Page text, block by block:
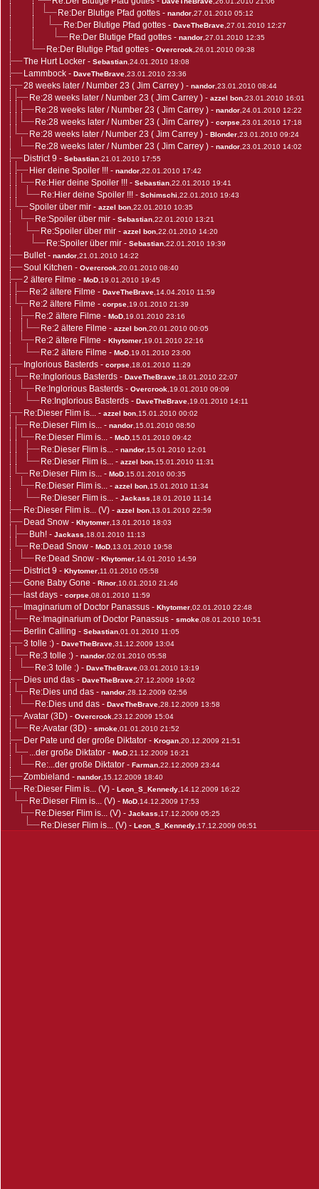
Re:Der Blutige Pfad gottes - nandor ,27.01.2010 05:12
Re:Der Blutige Pfad gottes - DaveTheBrave ,27.01.2010 12:27
Re:Der Blutige Pfad gottes - nandor ,27.01.2010 12:35
Re:Der Blutige Pfad gottes - Overcrook ,26.01.2010 09:38
The Hurt Locker - Sebastian ,24.01.2010 18:08
Lammbock - DaveTheBrave ,23.01.2010 23:36
28 weeks later / Number 23 ( Jim Carrey ) - nandor ,23.01.2010 08:44
Re:28 weeks later / Number 23 ( Jim Carrey ) - azzel bon ,23.01.2010 16:01
Re:28 weeks later / Number 23 ( Jim Carrey ) - nandor ,24.01.2010 12:22
Re:28 weeks later / Number 23 ( Jim Carrey ) - corpse ,23.01.2010 17:18
Re:28 weeks later / Number 23 ( Jim Carrey ) - Blonder ,23.01.2010 09:24
Re:28 weeks later / Number 23 ( Jim Carrey ) - nandor ,23.01.2010 14:02
District 9 - Sebastian ,21.01.2010 17:55
Hier deine Spoiler !!! - nandor ,22.01.2010 17:42
Re:Hier deine Spoiler !!! - Sebastian ,22.01.2010 19:41
Re:Hier deine Spoiler !!! - Schimschi ,22.01.2010 19:43
Spoiler über mir - azzel bon ,22.01.2010 10:35
Re:Spoiler über mir - Sebastian ,22.01.2010 13:21
Re:Spoiler über mir - azzel bon ,22.01.2010 14:20
Re:Spoiler über mir - Sebastian ,22.01.2010 19:39
Bullet- nandor ,21.01.2010 14:22
Soul Kitchen - Overcrook ,20.01.2010 08:40
2 ältere Filme - MoD ,19.01.2010 19:45
Re:2 ältere Filme - DaveTheBrave ,14.04.2010 11:59
Re:2 ältere Filme - corpse ,19.01.2010 21:39
Re:2 ältere Filme - MoD ,19.01.2010 23:16
Re:2 ältere Filme - azzel bon ,20.01.2010 00:05
Re:2 ältere Filme - Khytomer ,19.01.2010 22:16
Re:2 ältere Filme - MoD ,19.01.2010 23:00
Inglorious Basterds - corpse ,18.01.2010 11:29
Re:Inglorious Basterds - DaveTheBrave ,18.01.2010 22:07
Re:Inglorious Basterds - Overcrook ,19.01.2010 09:09
Re:Inglorious Basterds - DaveTheBrave ,19.01.2010 14:11
Re:Dieser Flim is... - azzel bon ,15.01.2010 00:02
Re:Dieser Flim is... - nandor ,15.01.2010 08:50
Re:Dieser Flim is... - MoD ,15.01.2010 09:42
Re:Dieser Flim is... - nandor ,15.01.2010 12:01
Re:Dieser Flim is... - azzel bon ,15.01.2010 11:31
Re:Dieser Flim is... - MoD ,15.01.2010 00:35
Re:Dieser Flim is... - azzel bon ,15.01.2010 11:34
Re:Dieser Flim is... - Jackass ,18.01.2010 11:14
Re:Dieser Flim is... (V) - azzel bon ,13.01.2010 22:59
Dead Snow - Khytomer ,13.01.2010 18:03
Buh! - Jackass ,18.01.2010 11:13
Re:Dead Snow - MoD ,13.01.2010 19:58
Re:Dead Snow - Khytomer ,14.01.2010 14:59
District 9 - Khytomer ,11.01.2010 05:58
Gone Baby Gone - Rinor ,10.01.2010 21:46
last days - corpse ,08.01.2010 11:59
Imaginarium of Doctor Panassus - Khytomer ,02.01.2010 22:48
Re:Imaginarium of Doctor Panassus - smoke ,08.01.2010 10:51
Berlin Calling - Sebastian ,01.01.2010 11:05
3 tolle :) - DaveTheBrave ,31.12.2009 13:04
Re:3 tolle :) - nandor ,02.01.2010 05:58
Re:3 tolle :) - DaveTheBrave ,03.01.2010 13:19
Dies und das - DaveTheBrave ,27.12.2009 19:02
Re:Dies und das - nandor ,28.12.2009 02:56
Re:Dies und das - DaveTheBrave ,28.12.2009 13:58
Avatar (3D) - Overcrook ,23.12.2009 15:04
Re:Avatar (3D) - smoke ,01.01.2010 21:52
Der Pate und der große Diktator - Krogan ,20.12.2009 21:51
...der große Diktator - MoD ,21.12.2009 16:21
Re:...der große Diktator - Farman ,22.12.2009 23:44
Zombieland - nandor ,15.12.2009 18:40
Re:Dieser Flim is... (V) - Leon_S_Kennedy ,14.12.2009 16:22
Re:Dieser Flim is... (V) - MoD ,14.12.2009 17:53
Re:Dieser Flim is... (V) - Jackass ,17.12.2009 05:25
Re:Dieser Flim is... (V) - Leon_S_Kennedy ,17.12.2009 06:51